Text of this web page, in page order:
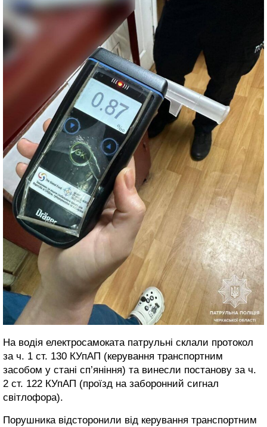
На водія електросамоката патрульні склали протокол
за ч. 1 ст. 130 КУпАП (керування транспортним
засобом у стані сп’яніння) та винесли постанову за ч.
2 ст. 122 КУпАП (проїзд на заборонний сигнал
світлофора).
Порушника відсторонили від керування транспортним